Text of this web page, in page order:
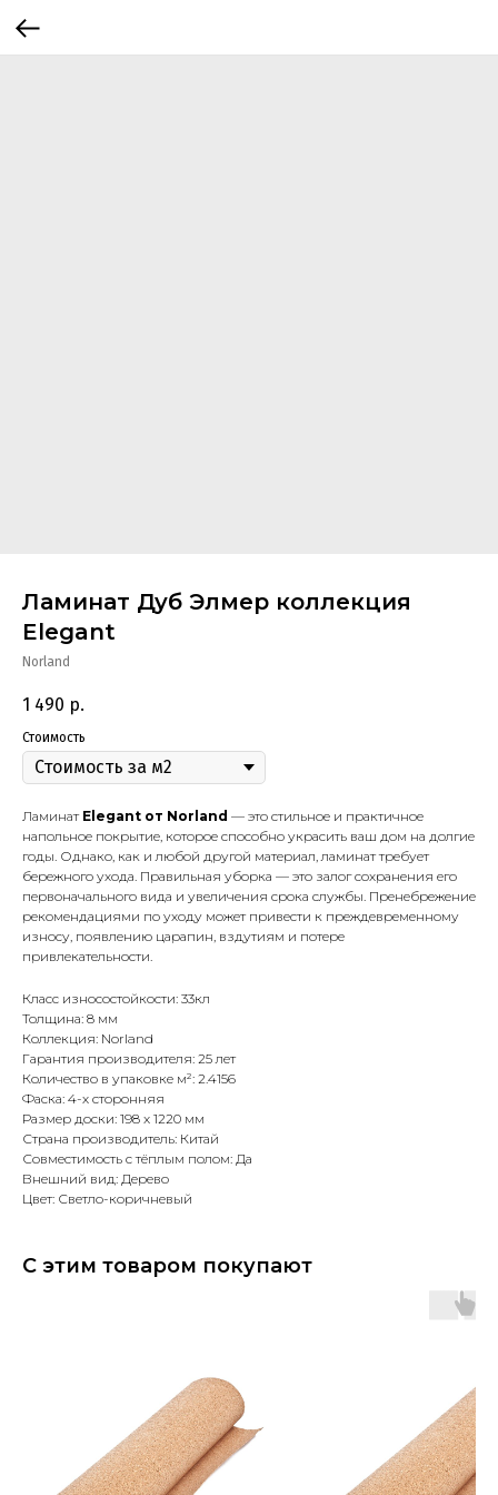
Ламинат Дуб Элмер коллекция
Elegant
Norland
1 490 р.
Стоимость
Ламинат Elegant от Norland — это стильное и практичное
напольное покрытие, которое способно украсить ваш дом на долгие
годы. Однако, как и любой другой материал, ламинат требует
бережного ухода. Правильная уборка — это залог сохранения его
первоначального вида и увеличения срока службы. Пренебрежение
рекомендациями по уходу может привести к преждевременному
износу, появлению царапин, вздутиям и потере
привлекательности.
Класс износостойкости: 33кл
Толщина: 8 мм
Коллекция: Norland
Гарантия производителя: 25 лет
Количество в упаковке м²: 2.4156
Фаска: 4-х сторонняя
Размер доски: 198 x 1220 мм
Страна производитель: Китай
Совместимость с тёплым полом: Да
Внешний вид: Дерево
Цвет: Светло-коричневый
С этим товаром покупают